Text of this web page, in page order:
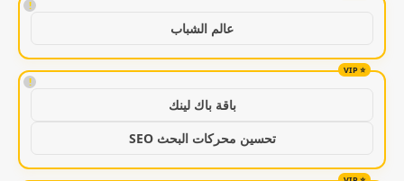
!
عالم الشباب
!
باقة باك لينك
تحسين محركات البحث SEO